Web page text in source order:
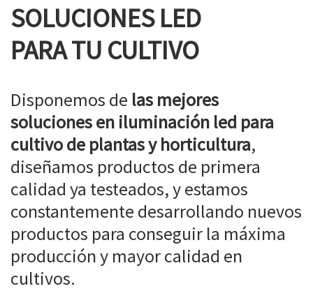
SOLUCIONES LED
PARA TU CULTIVO
Disponemos de las mejores
soluciones en iluminación led para
cultivo de plantas y horticultura,
diseñamos productos de primera
calidad ya testeados, y estamos
constantemente desarrollando nuevos
productos para conseguir la máxima
producción y mayor calidad en
cultivos.